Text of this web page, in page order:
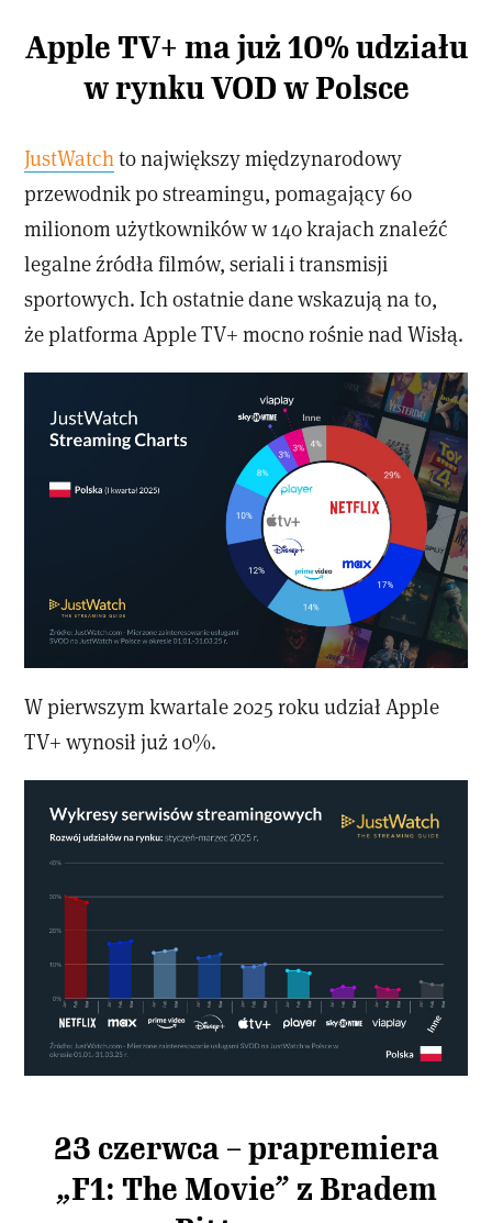
Apple TV+ ma już 10% udziału
w rynku VOD w Polsce
JustWatch to największy międzynarodowy
przewodnik po streamingu, pomagający 60
milionom użytkowników w 140 krajach znaleźć
legalne źródła filmów, seriali i transmisji
sportowych. Ich ostatnie dane wskazują na to,
że platforma Apple TV+ mocno rośnie nad Wisłą.
W pierwszym kwartale 2025 roku udział Apple
TV+ wynosił już 10%.
23 czerwca – prapremiera
„F1: The Movie” z Bradem